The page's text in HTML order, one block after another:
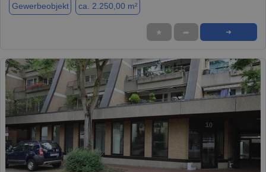
Gewerbeobjekt ca. 2.250,00 m²
★ ➦ ➜